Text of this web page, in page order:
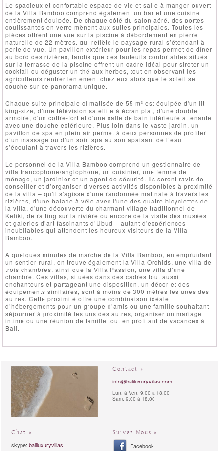
Le spacieux et confortable espace de vie et salle à manger ouvert
de la Villa Bamboo comprend également un bar et une cuisine
entièrement équipée. De chaque côté du salon aéré, des portes
coulissantes en verre mènent aux suites principales. Toutes les
pièces offrent une vue sur la piscine à débordement en pierre
naturelle de 22 mètres, qui reflète le paysage rural s’étendant à
perte de vue. Un pavillon extérieur pour les repas permet de dîner
au bord des rizières, tandis que des fauteuils confortables situés
sur la terrasse de la piscine offrent un cadre idéal pour siroter un
cocktail ou déguster un thé aux herbes, tout en observant les
agriculteurs rentrer lentement chez eux alors que le soleil se
couche sur ce panorama unique.
Chaque suite principale climatisée de 55 m² est équipée d'un lit
king-size, d'une télévision satellite à écran plat, d'une double
armoire, d'un coffre-fort et d'une salle de bain intérieure attenante
avec une douche extérieure. Plus loin dans le vaste jardin, un
pavillon de spa en plein air permet à deux personnes de profiter
d’un massage ou d’un soin spa au son apaisant de l’eau
s’écoulant à travers les rizières.
Le personnel de la Villa Bamboo comprend un gestionnaire de
villa francophone/anglophone, un cuisinier, une femme de
ménage, un jardinier et un agent de sécurité. Ils seront ravis de
conseiller et d’organiser diverses activités disponibles à proximité
de la villa – qu'il s'agisse d'une randonnée matinale à travers les
rizières, d'une balade à vélo avec l'une des quatre bicyclettes de
la villa, d'une découverte du charmant village traditionnel de
Keliki, de rafting sur la rivière ou encore de la visite des musées
et galeries d’art fascinants d’Ubud – autant d'expériences
inoubliables qui attendent les heureux visiteurs de la Villa
Bamboo.
À quelques minutes de marche de la Villa Bamboo, en empruntant
un sentier rural, on trouve également la Villa Orchids, une villa de
trois chambres, ainsi que la Villa Passion, une villa d’une
chambre. Ces villas, situées dans des cadres tout aussi
enchanteurs et partageant une disposition, un décor et des
équipements similaires, sont à moins de 300 mètres les unes des
autres. Cette proximité offre une combinaison idéale
d’hébergements pour un groupe d’amis ou une famille souhaitant
séjourner à proximité les uns des autres, organiser un mariage
intime ou une réunion de famille tout en profitant de vacances à
Bali.
Contact »
info@baliluxuryvillas.com
Lun. à Ven. 9:00 à 18:00
Sam. 9:00 à 18:00
Chat »
skype: baliluxuryvillas
Suivez Nous »
Facebook